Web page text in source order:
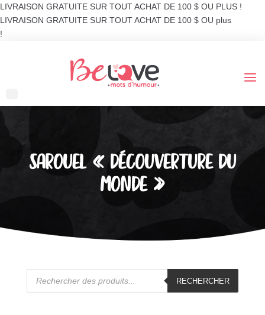
LIVRAISON GRATUITE SUR TOUT ACHAT DE 100 $ OU PLUS !
LIVRAISON GRATUITE SUR TOUT ACHAT DE 100 $ OU plus
!
SAROUEL « DÉCOUVERTURE DU
MONDE »
Recherche
RECHERCHER